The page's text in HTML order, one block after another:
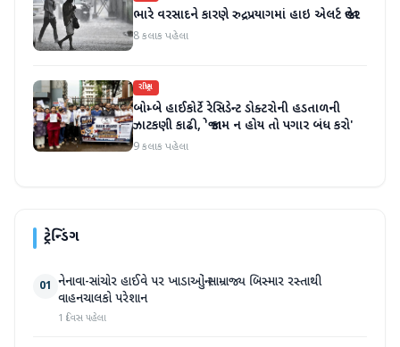
ભારે વરસાદને કારણે રુદ્રપ્રયાગમાં હાઇ એલર્ટ જાહેર
8 કલાક પહેલા
રાષ્ટ્રીય
બોમ્બે હાઈકોર્ટે રેસિડેન્ટ ડોક્ટરોની હડતાળની
ઝાટકણી કાઢી, 'જો કામ ન હોય તો પગાર બંધ કરો'
9 કલાક પહેલા
ટ્રેન્ડિંગ
01 નેનાવા-સાંચોર હાઈવે પર ખાડાઓનું સામ્રાજ્ય બિસ્માર રસ્તાથી
વાહનચાલકો પરેશાન
1 દિવસ પહેલા